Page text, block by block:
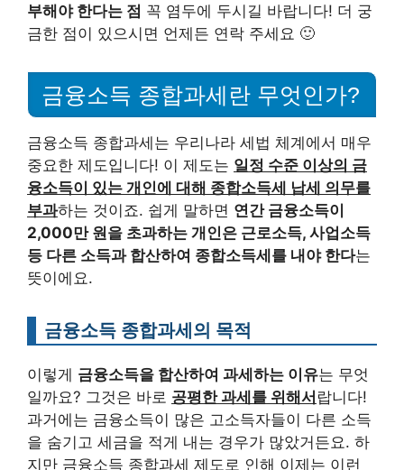
부해야 한다는 점 꼭 염두에 두시길 바랍니다! 더 궁
금한 점이 있으시면 언제든 연락 주세요 🙂
금융소득 종합과세란 무엇인가?
금융소득 종합과세는 우리나라 세법 체계에서 매우
중요한 제도입니다! 이 제도는 일정 수준 이상의 금
융소득이 있는 개인에 대해 종합소득세 납세 의무를
부과하는 것이죠. 쉽게 말하면 연간 금융소득이
2,000만 원을 초과하는 개인은 근로소득, 사업소득
등 다른 소득과 합산하여 종합소득세를 내야 한다는
뜻이에요.
금융소득 종합과세의 목적
이렇게 금융소득을 합산하여 과세하는 이유는 무엇
일까요? 그것은 바로 공평한 과세를 위해서랍니다!
과거에는 금융소득이 많은 고소득자들이 다른 소득
을 숨기고 세금을 적게 내는 경우가 많았거든요. 하
지만 금융소득 종합과세 제도로 인해 이제는 이런